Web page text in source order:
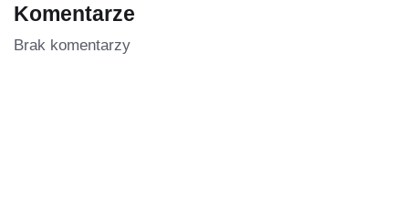
Komentarze
Brak komentarzy